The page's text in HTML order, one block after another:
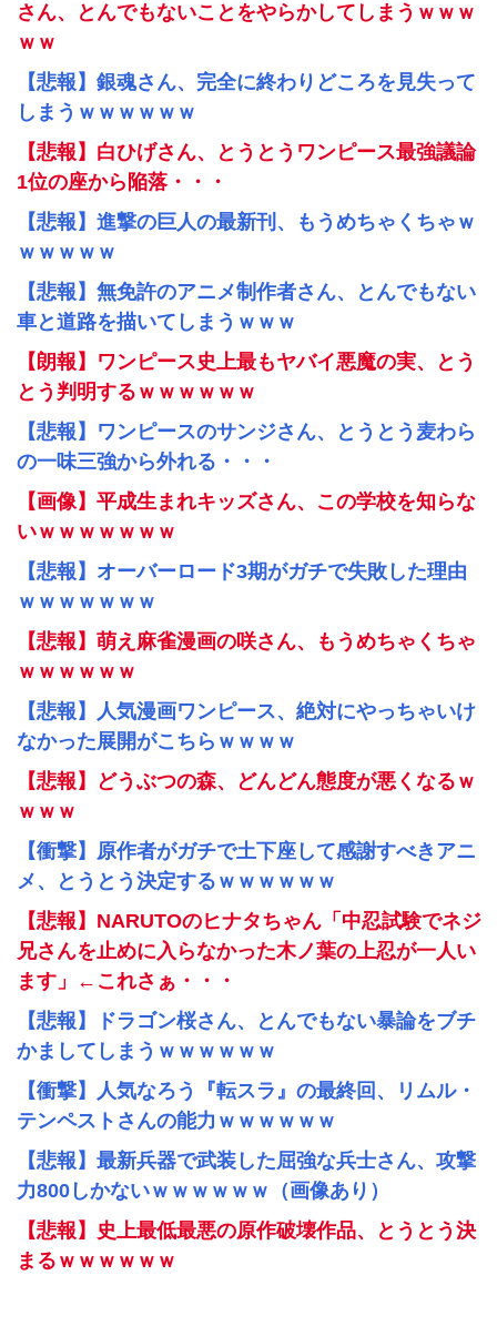
さん、とんでもないことをやらかしてしまうｗｗｗ
ｗｗ
【悲報】銀魂さん、完全に終わりどころを見失って
しまうｗｗｗｗｗｗ
【悲報】白ひげさん、とうとうワンピース最強議論
1位の座から陥落・・・
【悲報】進撃の巨人の最新刊、もうめちゃくちゃｗ
ｗｗｗｗｗ
【悲報】無免許のアニメ制作者さん、とんでもない
車と道路を描いてしまうｗｗｗ
【朗報】ワンピース史上最もヤバイ悪魔の実、とう
とう判明するｗｗｗｗｗｗ
【悲報】ワンピースのサンジさん、とうとう麦わら
の一味三強から外れる・・・
【画像】平成生まれキッズさん、この学校を知らな
いｗｗｗｗｗｗｗ
【悲報】オーバーロード3期がガチで失敗した理由
ｗｗｗｗｗｗｗ
【悲報】萌え麻雀漫画の咲さん、もうめちゃくちゃ
ｗｗｗｗｗｗ
【悲報】人気漫画ワンピース、絶対にやっちゃいけ
なかった展開がこちらｗｗｗｗ
【悲報】どうぶつの森、どんどん態度が悪くなるｗ
ｗｗｗ
【衝撃】原作者がガチで土下座して感謝すべきアニ
メ、とうとう決定するｗｗｗｗｗｗ
【悲報】NARUTOのヒナタちゃん「中忍試験でネジ
兄さんを止めに入らなかった木ノ葉の上忍が一人い
ます」←これさぁ・・・
【悲報】ドラゴン桜さん、とんでもない暴論をブチ
かましてしまうｗｗｗｗｗｗ
【衝撃】人気なろう『転スラ』の最終回、リムル・
テンペストさんの能力ｗｗｗｗｗｗ
【悲報】最新兵器で武装した屈強な兵士さん、攻撃
力800しかないｗｗｗｗｗｗ（画像あり）
【悲報】史上最低最悪の原作破壊作品、とうとう決
まるｗｗｗｗｗｗ